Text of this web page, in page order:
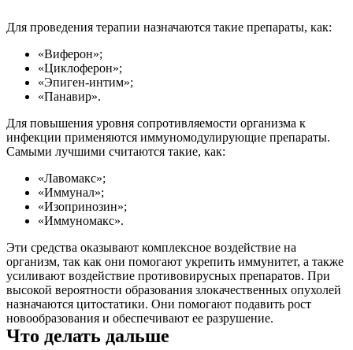
Для проведения терапии назначаются такие препараты, как:
«Виферон»;
«Циклоферон»;
«Эпиген-интим»;
«Панавир».
Для повышения уровня сопротивляемости организма к
инфекции применяются иммуномодулирующие препараты.
Самыми лучшими считаются такие, как:
«Лавомакс»;
«Иммунал»;
«Изопринозин»;
«Иммуномакс».
Эти средства оказывают комплексное воздействие на
организм, так как они помогают укрепить иммунитет, а также
усиливают воздействие противовирусных препаратов. При
высокой вероятности образования злокачественных опухолей
назначаются цитостатики. Они помогают подавить рост
новообразования и обеспечивают ее разрушение.
Что делать дальше